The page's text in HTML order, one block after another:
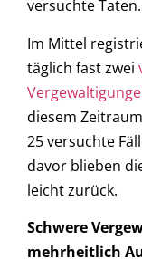
versuchte Taten.
Im Mittel
täglich fast zwei
diesem
25 versuchte
davor blieben
leicht zurück.
Schwere
mehrheitlich